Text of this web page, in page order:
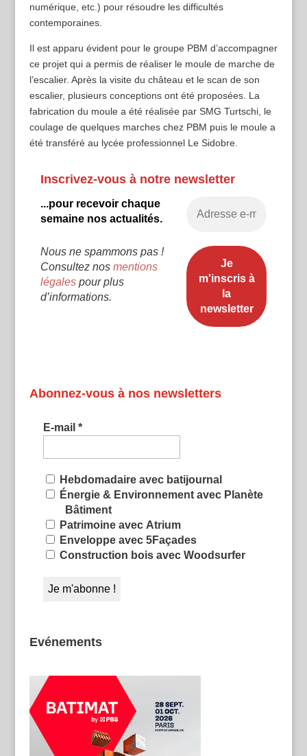
numérique, etc.) pour résoudre les difficultés
contemporaines.
Il est apparu évident pour le groupe PBM d’accompagner
ce projet qui a permis de réaliser le moule de marche de
l’escalier. Après la visite du château et le scan de son
escalier, plusieurs conceptions ont été proposées. La
fabrication du moule a été réalisée par SMG Turtschi, le
coulage de quelques marches chez PBM puis le moule a
été transféré au lycée professionnel Le Sidobre.
Inscrivez-vous à notre newsletter
...pour recevoir chaque
semaine nos actualités.
Nous ne spammons pas !
Consultez nos mentions
légalespour plus
d’informations.
Abonnez-vous à nos newsletters
E-mail *
Hebdomadaire avec batijournal
Énergie & Environnement avec Planète
Bâtiment
Patrimoine avec Atrium
Enveloppe avec 5Façades
Construction bois avec Woodsurfer
Evénements